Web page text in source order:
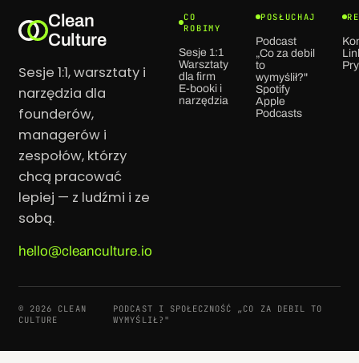
Clean
Culture
Sesje 1:1, warsztaty i
narzędzia dla
founderów,
managerów i
zespołów, którzy
chcą pracować
lepiej — z ludźmi i ze
sobą.
hello@cleanculture.io
CO
ROBIMY
Sesje 1:1
Warsztaty
dla firm
E-booki i
narzędzia
POSŁUCHAJ
Podcast
„Co za debil
to
wymyślił?"
Spotify
Apple
Podcasts
© 2026 CLEAN
CULTURE
PODCAST I SPOŁECZNOŚĆ „CO ZA DEBIL TO
WYMYŚLIŁ?"